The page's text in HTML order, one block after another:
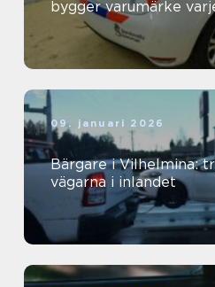
bygger varumärke
09. januari 2026
Bärgare i Vilhelmina:
vägarna i inlandet